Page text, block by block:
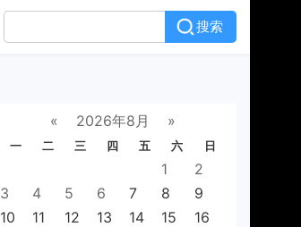
搜索
« 2026年8月 »
一 二 三 四 五 六 日
1
2
3
4 5 6 7 8
9
10
11 12 13 14 15
16